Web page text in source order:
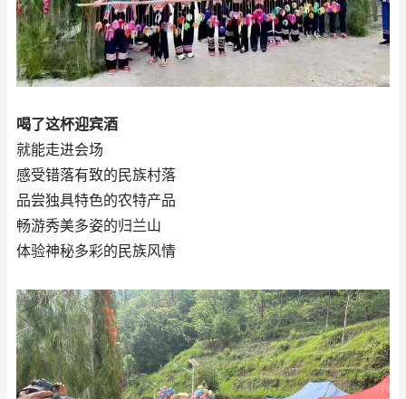
喝了这杯迎宾酒
就能走进会场
感受错落有致的民族村落
品尝独具特色的农特产品
畅游秀美多姿的归兰山
体验神秘多彩的民族风情